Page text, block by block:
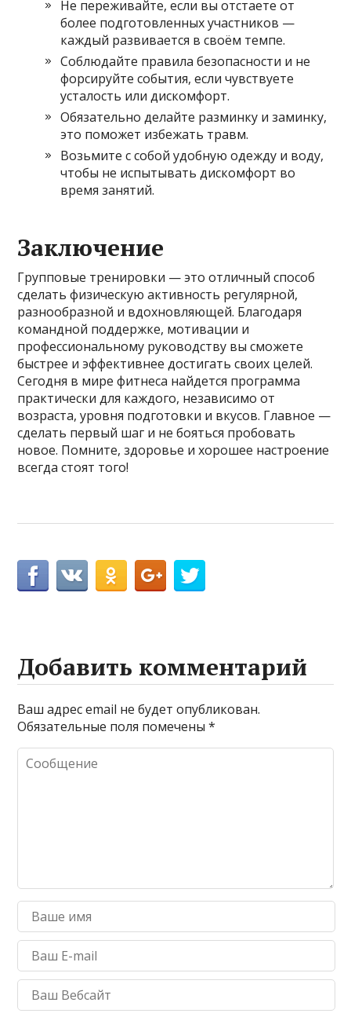
Не переживайте, если вы отстаете от
более подготовленных участников —
каждый развивается в своём темпе.
Соблюдайте правила безопасности и не
форсируйте события, если чувствуете
усталость или дискомфорт.
Обязательно делайте разминку и заминку,
это поможет избежать травм.
Возьмите с собой удобную одежду и воду,
чтобы не испытывать дискомфорт во
время занятий.
Заключение
Групповые тренировки — это отличный способ
сделать физическую активность регулярной,
разнообразной и вдохновляющей. Благодаря
командной поддержке, мотивации и
профессиональному руководству вы сможете
быстрее и эффективнее достигать своих целей.
Сегодня в мире фитнеса найдется программа
практически для каждого, независимо от
возраста, уровня подготовки и вкусов. Главное —
сделать первый шаг и не бояться пробовать
новое. Помните, здоровье и хорошее настроение
всегда стоят того!
Добавить комментарий
Ваш адрес email не будет опубликован.
Обязательные поля помечены*